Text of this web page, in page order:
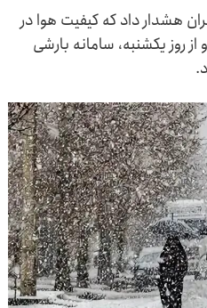
هشدار داد که کیفیت هوا در
روز یکشنبه، سامانه بارشی